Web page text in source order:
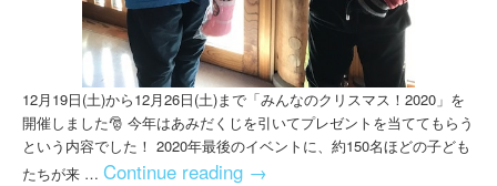
12月19日(土)から12月26日(土)まで「みんなのクリスマス！2020」を
開催しました🎅 今年はあみだくじを引いてプレゼントを当ててもらう
という内容でした！ 2020年最後のイベントに、約150名ほどの子ども
たちが来 … Continue reading →